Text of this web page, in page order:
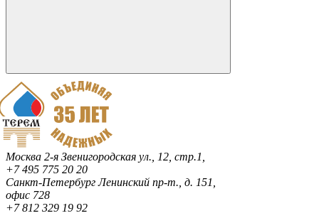
Москва 2-я Звенигородская ул., 12, стр.1,
+7 495 775 20 20
Санкт-ПетербургЛенинский пр-т., д. 151,
офис 728
+7 812 329 19 92